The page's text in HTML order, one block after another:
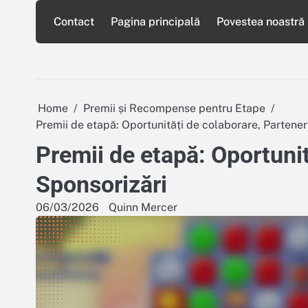
content
Contact Pagina principală Povestea noastră
Home
Premii și Recompense pentru Etape
Premii de etapă: Oportunități de colaborare,
Premii de etapă:
Sponsorizări
06/03/2026 Quinn Mercer